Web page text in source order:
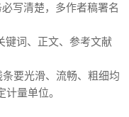
写清楚，多作者稿署名
词、正文、参考文献
要光滑、流畅、粗细均
量单位。